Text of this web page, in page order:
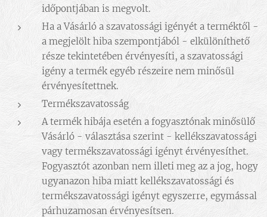
időpontjában is megvolt.
Ha a Vásárló a szavatossági igényét a terméktől -
a megjelölt hiba szempontjából - elkülöníthető
része tekintetében érvényesíti, a szavatossági
igény a termék egyéb részeire nem minősül
érvényesítettnek.
Termékszavatosság
A termék hibája esetén a fogyasztónak minősülő
Vásárló - választása szerint - kellékszavatossági
vagy termékszavatossági igényt érvényesíthet.
Fogyasztót azonban nem illeti meg az a jog, hogy
ugyanazon hiba miatt kellékszavatossági és
termékszavatossági igényt egyszerre, egymással
párhuzamosan érvényesítsen.